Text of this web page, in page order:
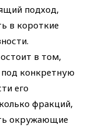
подход,
в короткие
в том,
конкретную
его
фракций,
окружающие